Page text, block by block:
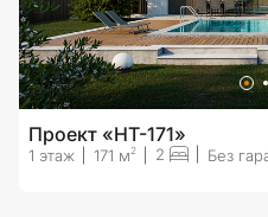
Проект «HT-171»
1 этаж 171 м2 2 Без